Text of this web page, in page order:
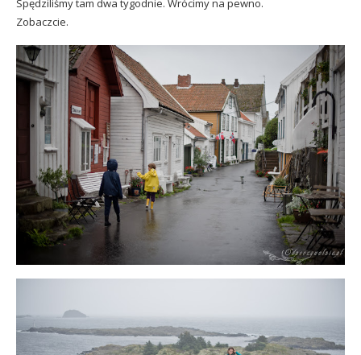
Spędziliśmy tam dwa tygodnie. Wrócimy na pewno.
Zobaczcie.